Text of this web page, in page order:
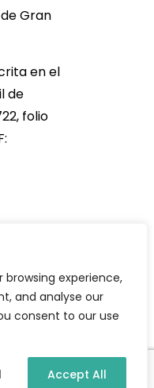
experience,
and analyse our
consent to our use
Accept All
Gran
en el
de
folio
Reserved